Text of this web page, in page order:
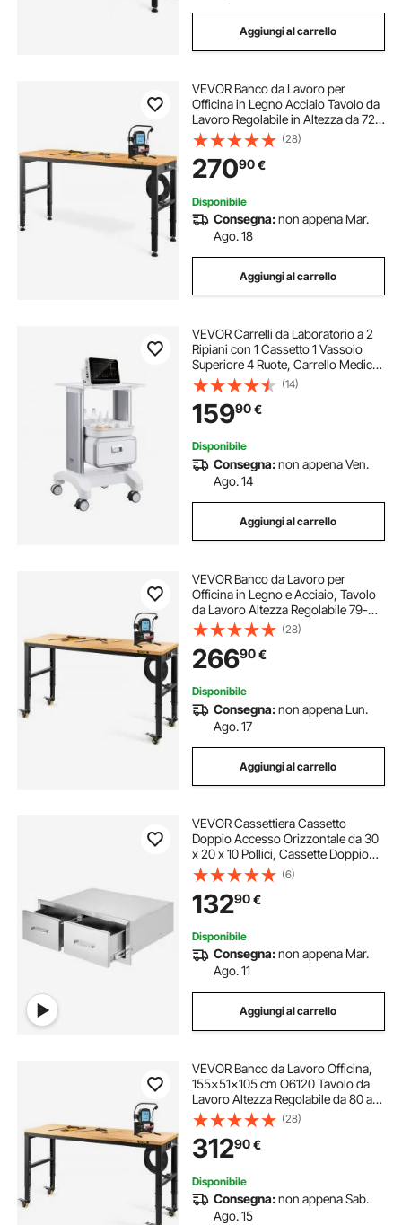
Aggiungi al carrello
VEVOR Banco da Lavoro per
Officina in Legno Acciaio Tavolo da
Lavoro Regolabile in Altezza da 72-
97 cm per Garage, Officine, Negozi
Commerciali, Officine di Riparazioni
Automobilistiche, Uffici e Case
(28)
27090€
Disponibile
Consegna:non appena Mar.
Ago. 18
Aggiungi al carrello
VEVOR Carrelli da Laboratorio a 2
Ripiani con 1 Cassetto 1 Vassoio
Superiore 4 Ruote, Carrello Medico
Mobile Materiale ABS
Consilenziose, Carrelli per
Laboratorio, Clinica, Ospedale,
Salone, Bianco
(14)
15990€
Disponibile
Consegna:non appena Ven.
Ago. 14
Aggiungi al carrello
VEVOR Banco da Lavoro per
Officina in Legno e Acciaio, Tavolo
da Lavoro Altezza Regolabile 79-
104 cm per Garage, Officine,
Negozi Commerciali, Officine di
Riparazioni Automobilistiche, Uffici,
Case
(28)
26690€
Disponibile
Consegna:non appena Lun.
Ago. 17
Aggiungi al carrello
VEVOR Cassettiera Cassetto
Doppio Accesso Orizzontale da 30
x 20 x 10 Pollici, Cassette Doppio
Argento in Acciaio Inossidabile,
Cassettiera da Cucina Aperto con
Maniglia Uso in Stoviglie Armadietti
(6)
13290€
Disponibile
Consegna:non appena Mar.
Ago. 11
Aggiungi al carrello
VEVOR Banco da Lavoro Officina,
155x51x105 cm O6120 Tavolo da
Lavoro Altezza Regolabile da 80 a
105 cm per Garage, Officine,
Negozi Commerciali, Officine di
Riparazioni Automobilistiche, Uffici
e Case
(28)
31290€
Disponibile
Consegna:non appena Sab.
Ago. 15